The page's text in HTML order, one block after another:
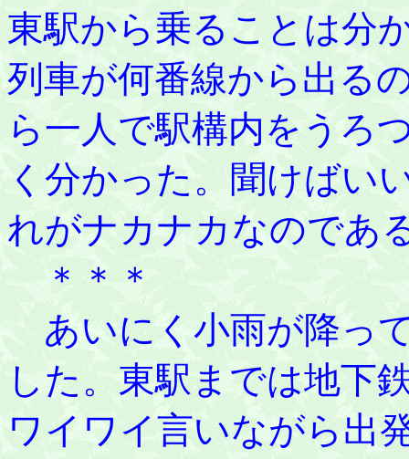
東駅から乗ることは分
列車が何番線から出る
ら一人で駅構内をうろ
く分かった。聞けばい
れがナカナカなのであ
＊＊＊
あいにく小雨が降っ
した。東駅までは地下
ワイワイ言いながら出